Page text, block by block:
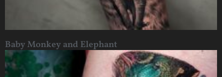
Baby Monkey and Elephant